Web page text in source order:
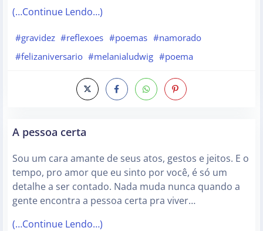
(…Continue Lendo…)
#gravidez #reflexoes #poemas #namorado
#felizaniversario #melanialudwig #poema
A pessoa certa
Sou um cara amante de seus atos, gestos e jeitos. E o
tempo, pro amor que eu sinto por você, é só um
detalhe a ser contado. Nada muda nunca quando a
gente encontra a pessoa certa pra viver…
(…Continue Lendo…)